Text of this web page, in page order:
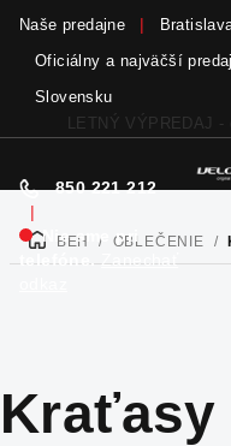
obsah
Naše predajne
Oficiálny a najväčší
Slovensku
Bicykle a
850 221 212
|
Nie sme pri
telefóne.Zanechať
DOMOV
BEH / OBLEČENIE /
Kraťasy